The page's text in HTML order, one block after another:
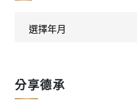
分享德承